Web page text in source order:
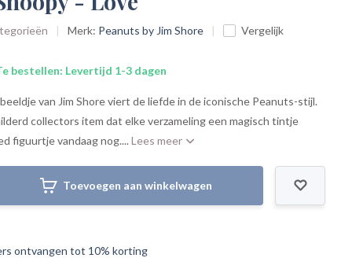
Merk: Peanuts by Jim Shore Vergelijk
bestellen: Levertijd 1-3 dagen
van Jim Shore viert de liefde in de iconische Peanuts-stijl.
collectors item dat elke verzameling een magisch tintje
figuurtje vandaag nog....Lees meer
Toevoegen aan winkelwagen
ontvangen tot 10% korting